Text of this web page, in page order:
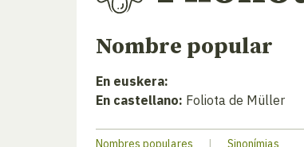
Nombre popular
En euskera:
En castellano: Foliota de Müller
Nombres populares | Sinonímias